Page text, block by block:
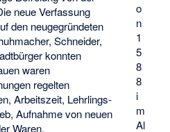
o
n
1
5
8
8
i
m
Al
neue Verfassung
den neugegründeten
Schneider,
konnten
waren
regelten
Arbeitszeit, Lehrlings-
Aufnahme von neuen
Waren.